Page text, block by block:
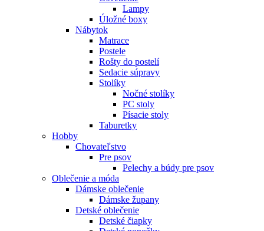
Lampy
Úložné boxy
Nábytok
Matrace
Postele
Rošty do postelí
Sedacie súpravy
Stolíky
Nočné stolíky
PC stoly
Písacie stoly
Taburetky
Hobby
Chovateľstvo
Pre psov
Pelechy a búdy pre psov
Oblečenie a móda
Dámske oblečenie
Dámske župany
Detské oblečenie
Detské čiapky